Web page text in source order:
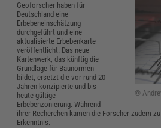
©
Geoforscher haben für
Deutschland eine
Erbebeneinschätzung
durchgeführt und eine
aktualisierte Erbebenkarte
veröffentlicht. Das neue
Kartenwerk, das künftig die
Grundlage für Baunormen
bildet, ersetzt die vor rund 20
Jahren konzipierte und bis
heute gültige
Erbebenzonierung. Während
ihrer Recherchen kamen die Forscher zudem
Erkenntnis.